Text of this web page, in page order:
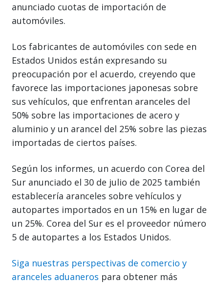
anunciado cuotas de importación de
automóviles.
Los fabricantes de automóviles con sede en
Estados Unidos están expresando su
preocupación por el acuerdo, creyendo que
favorece las importaciones japonesas sobre
sus vehículos, que enfrentan aranceles del
50% sobre las importaciones de acero y
aluminio y un arancel del 25% sobre las piezas
importadas de ciertos países.
Según los informes, un acuerdo con Corea del
Sur anunciado el 30 de julio de 2025 también
establecería aranceles sobre vehículos y
autopartes importados en un 15% en lugar de
un 25%. Corea del Sur es el proveedor número
5 de autopartes a los Estados Unidos.
Siga nuestras perspectivas de comercio y
aranceles aduaneros para obtener más